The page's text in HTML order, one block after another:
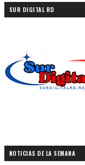
SUR DIGITAL RD
NOTICIAS DE LA SEMANA